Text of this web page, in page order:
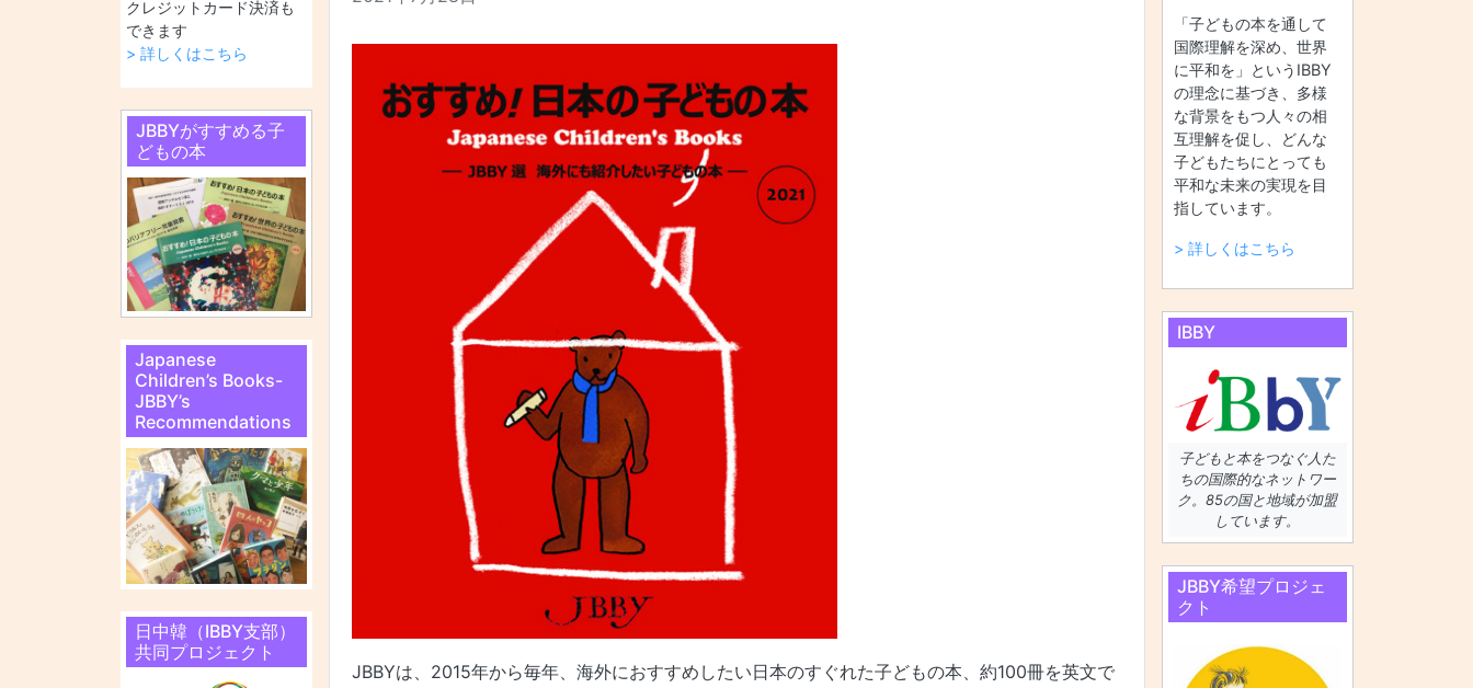
クレジットカード決済も
できます
> 詳しくはこちら
JBBYがすすめる子
どもの本
Japanese
Children’s Books-
JBBY’s
Recommendations
日中韓（IBBY支部）
共同プロジェクト
JBBYは、2015年から毎年、海外におすすめしたい日本のすぐれた子どもの本、約100冊を英文で
「子どもの本を通して
国際理解を深め、世界
に平和を」というIBBY
の理念に基づき、多様
な背景をもつ人々の相
互理解を促し、どんな
子どもたちにとっても
平和な未来の実現を目
指しています。
> 詳しくはこちら
IBBY
子どもと本をつなぐ人た
ちの国際的なネットワー
ク。85の国と地域が加盟
しています。
JBBY希望プロジェ
クト